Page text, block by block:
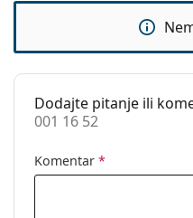
Krpa za
čišćenje:
Da
Ostalo
Spol:
Kategorija:
Dodajte pitanje ili
001 16 52
Komentar *